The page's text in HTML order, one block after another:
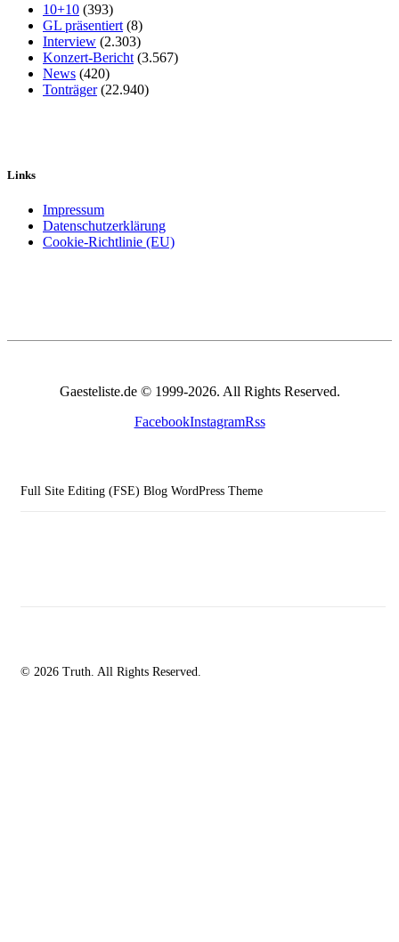
10+10 (393)
GL präsentiert (8)
Interview (2.303)
Konzert-Bericht (3.567)
News (420)
Tonträger(22.940)
Links
Impressum
Datenschutzerklärung
Cookie-Richtlinie (EU)
Gaesteliste.de © 1999-2026. All Rights Reserved.
FacebookInstagramRss
Full Site Editing (FSE) Blog WordPress Theme
© 2026 Truth. All Rights Reserved.